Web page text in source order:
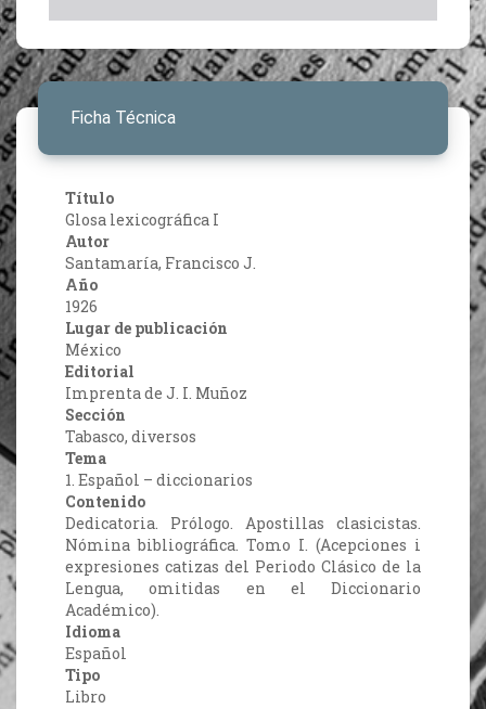
Ficha Técnica
Título
Glosa lexicográfica I
Autor
Santamaría, Francisco J.
Año
1926
Lugar de publicación
México
Editorial
Imprenta de J. I. Muñoz
Sección
Tabasco, diversos
Tema
1. Español – diccionarios
Contenido
Dedicatoria. Prólogo. Apostillas clasicistas.
Nómina bibliográfica. Tomo I. (Acepciones i
expresiones catizas del Periodo Clásico de la
Lengua, omitidas en el Diccionario
Académico).
Idioma
Español
Tipo
Libro